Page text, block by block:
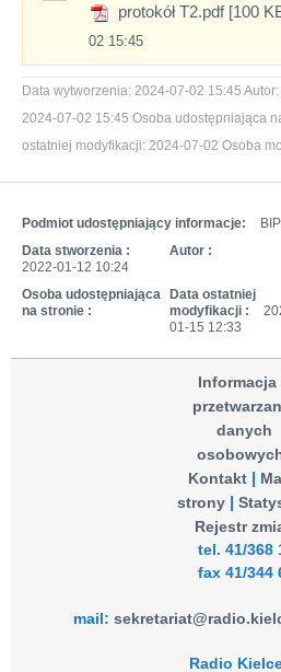
protokół T2.pdf [100
02 15:45
Data wytworzenia: 2024-07-02 15:45 Autor:
2024-07-02 15:45 Osoba udostępniająca
ostatniej modyfikacji: 2024-07-02 Osoba
Podmiot udostępniający informacje:
Data stworzenia :
2022-01-12 10:24
Autor :
Osoba udostępniająca
na stronie :
Data ostatniej
modyfikacji :
01-15 12:33
Informacja
danych
Kontakt
strony
Rejestr
tel. 41/368
fax 41/344
mail:
Radio